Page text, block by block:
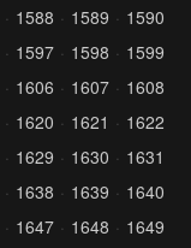
1588 1589
1590
1597 1598
1599
1606 1607
1608
1620 1621
1622
1629 1630
1631
1638 1639
1640
1647 1648
1649